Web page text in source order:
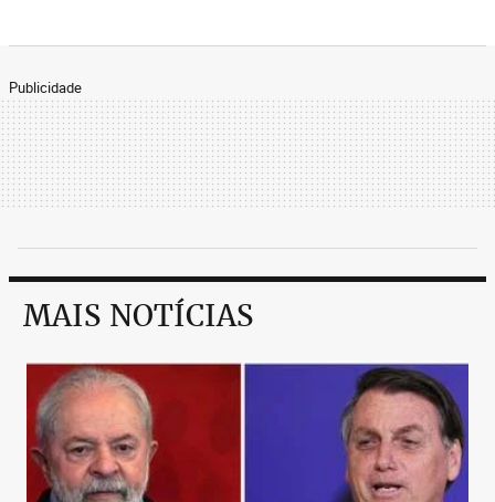
Publicidade
MAIS NOTÍCIAS